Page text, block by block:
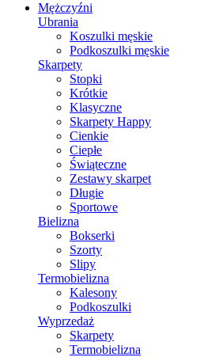
Mężczyźni
Ubrania
Koszulki męskie
Podkoszulki męskie
Skarpety
Stopki
Krótkie
Klasyczne
Skarpety Happy
Cienkie
Ciepłe
Świąteczne
Zestawy skarpet
Długie
Sportowe
Bielizna
Bokserki
Szorty
Slipy
Termobielizna
Kalesony
Podkoszulki
Wyprzedaż
Skarpety
Termobielizna